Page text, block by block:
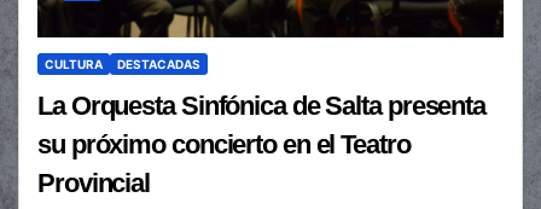
CULTURA DESTACADAS
La Orquesta Sinfónica de Salta presenta
su próximo concierto en el Teatro
Provincial